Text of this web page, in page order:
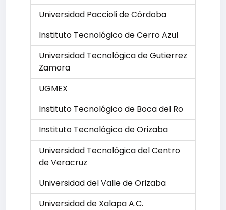
Universidad Paccioli de Córdoba
Instituto Tecnológico de Cerro Azul
Universidad Tecnológica de Gutierrez
Zamora
UGMEX
Instituto Tecnológico de Boca del Ro
Instituto Tecnológico de Orizaba
Universidad Tecnológica del Centro
de Veracruz
Universidad del Valle de Orizaba
Universidad de Xalapa A.C.